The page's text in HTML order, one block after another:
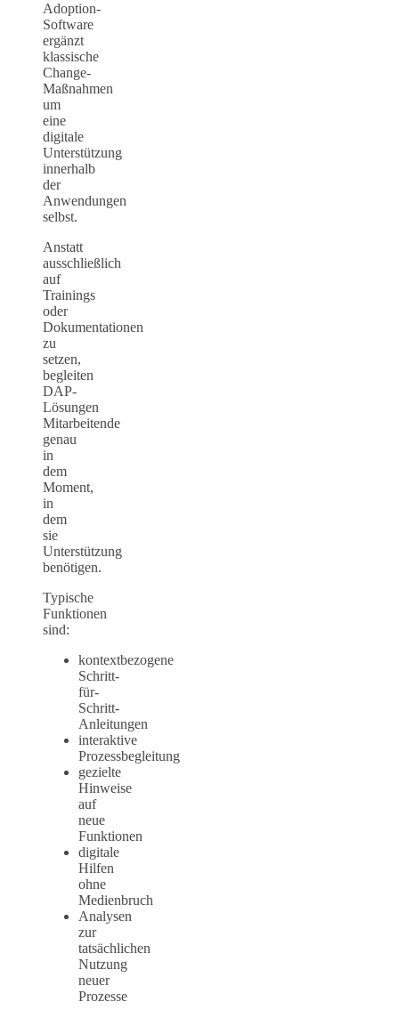
Adoption-
Software
ergänzt
klassische
Change-
Maßnahmen
um
eine
digitale
Unterstützung
innerhalb
der
Anwendungen
selbst.
Anstatt
ausschließlich
auf
Trainings
oder
Dokumentationen
zu
setzen,
begleiten
DAP-
Lösungen
Mitarbeitende
genau
in
dem
Moment,
in
dem
sie
Unterstützung
benötigen.
Typische
Funktionen
sind:
kontextbezogene
Schritt-
für-
Schritt-
Anleitungen
interaktive
Prozessbegleitung
gezielte
Hinweise
auf
neue
Funktionen
digitale
Hilfen
ohne
Medienbruch
Analysen
zur
tatsächlichen
Nutzung
neuer
Prozesse